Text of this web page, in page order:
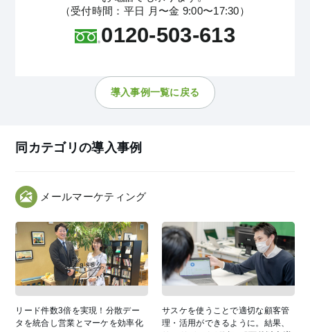
（受付時間：平日 月〜金 9:00〜17:30）
0120-503-613
導入事例一覧に戻る
同カテゴリの導入事例
メールマーケティング
リード件数3倍を実現！分散デー
タを統合し営業とマーケを効率化
サスケを使うことで適切な顧客管
理・活用ができるように。結果、